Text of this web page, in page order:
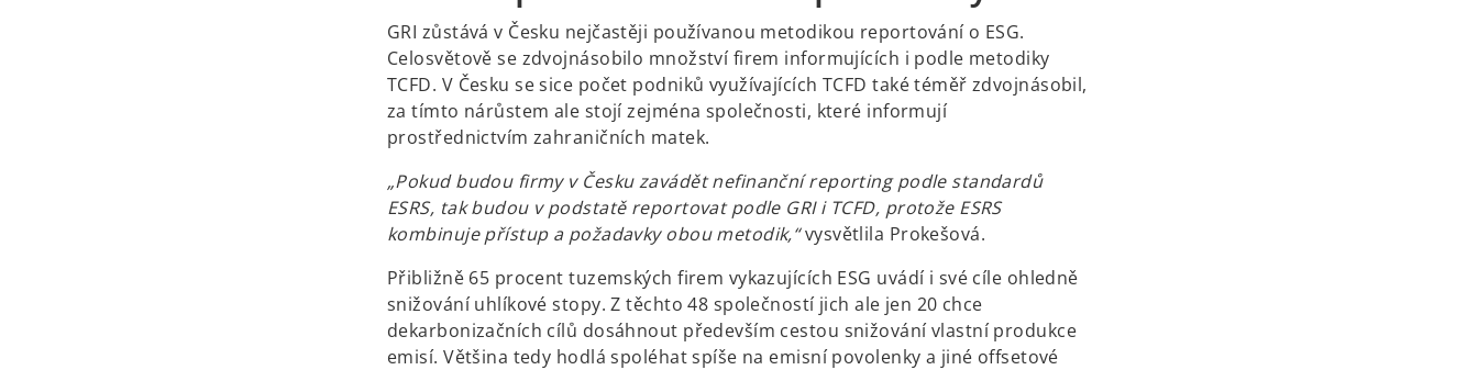
GRI zůstává v Česku nejčastěji používanou metodikou reportování o ESG.
Celosvětově se zdvojnásobilo množství firem informujících i podle metodiky
TCFD. V Česku se sice počet podniků využívajících TCFD také téměř zdvojnásobil,
za tímto nárůstem ale stojí zejména společnosti, které informují
prostřednictvím zahraničních matek.
„Pokud budou firmy v Česku zavádět nefinanční reporting podle standardů
ESRS, tak budou v podstatě reportovat podle GRI i TCFD, protože ESRS
kombinuje přístup a požadavky obou metodik,“vysvětlila Prokešová.
Přibližně 65 procent tuzemských firem vykazujících ESG uvádí i své cíle ohledně
snižování uhlíkové stopy. Z těchto 48 společností jich ale jen 20 chce
dekarbonizačních cílů dosáhnout především cestou snižování vlastní produkce
emisí. Většina tedy hodlá spoléhat spíše na emisní povolenky a jiné offsetové